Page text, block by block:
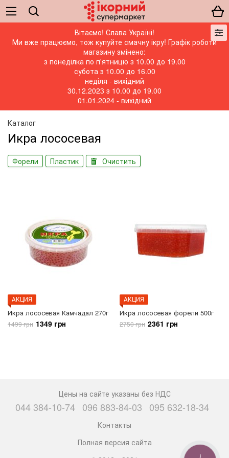
Вітаємо! Слава Україні!
Ми вже працюємо, тож купуйте смачну ікру! Графік роботи
магазину змінено:
з понеділка по п'ятницю з 10.00 до 19.00
субота з 10.00 до 16.00
неділя - вихідний
30.12.2023 з 10.00 до 19.00
01.01.2024 - вихідний
Каталог
Икра лососевая
Форели Пластик Очистить
АКЦИЯ
Икра лососевая Камчадал 270г
1499 грн 1349 грн
АКЦИЯ
Икра лососевая форели 500г
2750 грн 2361 грн
Цены на сайте указаны без НДС
044 384-10-74 096 883-84-03 095 632-18-34
Контакты
Полная версия сайта